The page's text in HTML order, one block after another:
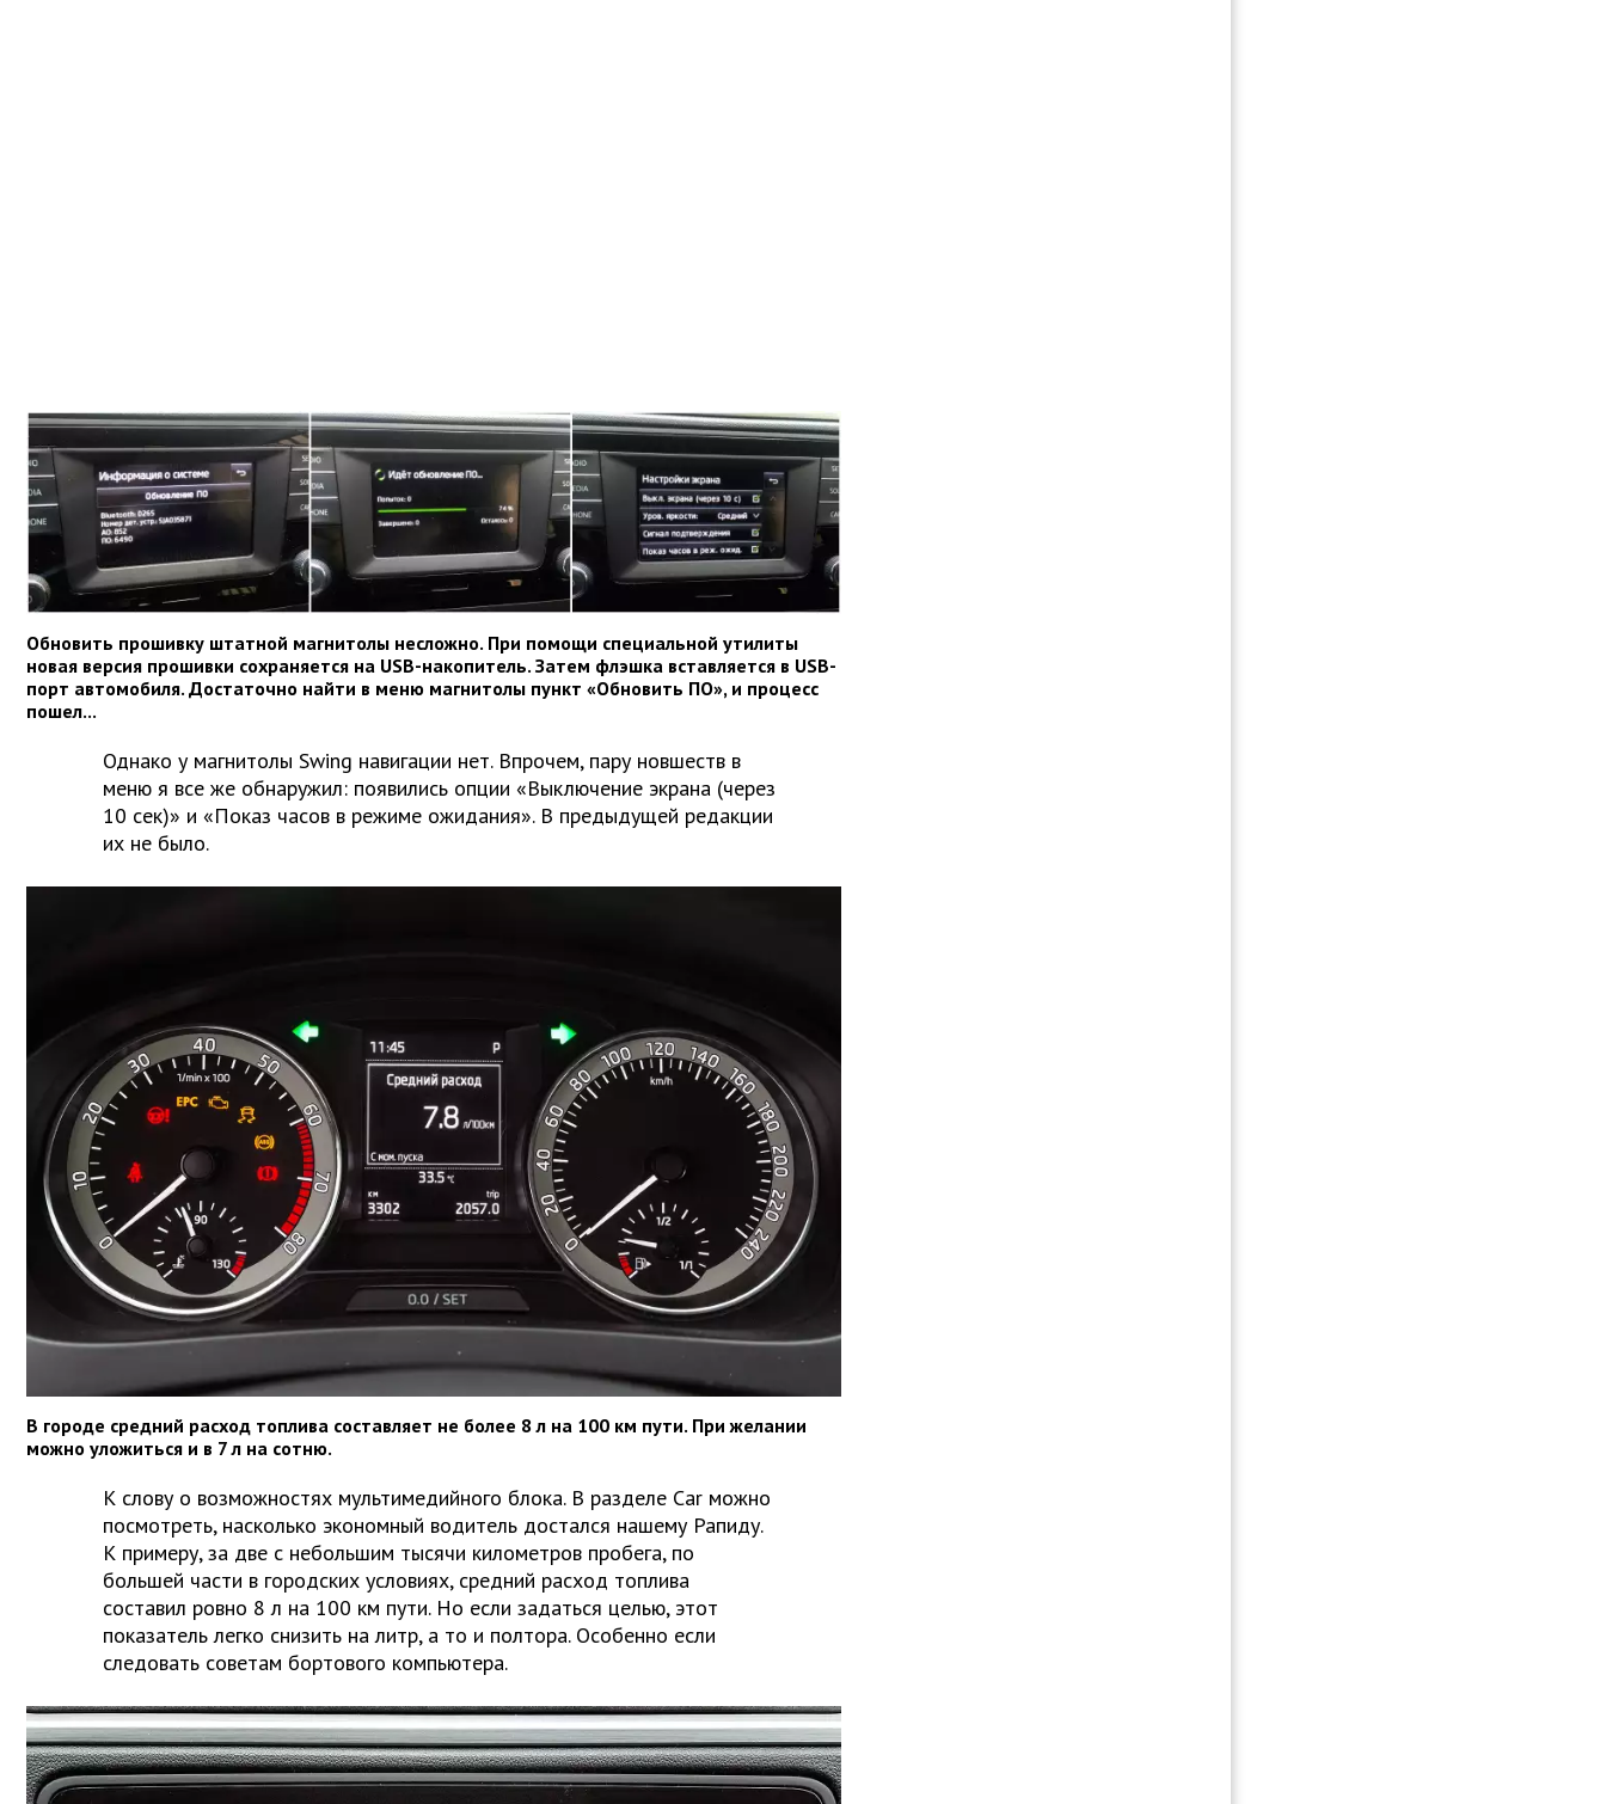
Обновить прошивку штатной магнитолы несложно. При помощи специальной утилиты
новая версия прошивки сохраняется на USB-накопитель. Затем флэшка вставляется в USB-
порт автомобиля. Достаточно найти в меню магнитолы пункт «Обновить ПО», и процесс
пошел...
Однако у магнитолы Swing навигации нет. Впрочем, пару новшеств в
меню я все же обнаружил: появились опции «Выключение экрана (через
10 сек)» и «Показ часов в режиме ожидания». В предыдущей редакции
их не было.
В городе средний расход топлива составляет не более 8 л на 100 км пути. При желании
можно уложиться и в 7 л на сотню.
К слову о возможностях мультимедийного блока. В разделе Car можно
посмотреть, насколько экономный водитель достался нашему Рапиду.
К примеру, за две с небольшим тысячи километров пробега, по
большей части в городских условиях, средний расход топлива
составил ровно 8 л на 100 км пути. Но если задаться целью, этот
показатель легко снизить на литр, а то и полтора. Особенно если
следовать советам бортового компьютера.